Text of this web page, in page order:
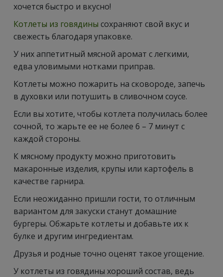
хочется быстро и вкусно!
Котлеты из говядины сохраняют свой вкус и
свежесть благодаря упаковке.
У них аппетитный мясной аромат с легкими,
едва уловимыми нотками приправ.
Котлеты можно пожарить на сковороде, запечь
в духовки или потушить в сливочном соусе.
Если вы хотите, чтобы котлета получилась более
сочной, то жарьте ее не более 6 – 7 минут с
каждой стороны.
К мясному продукту можно приготовить
макаронные изделия, крупы или картофель в
качестве гарнира.
Если неожиданно пришли гости, то отличным
вариантом для закуски станут домашние
бургеры. Обжарьте котлеты и добавьте их к
булке и другим ингредиентам.
Друзья и родные точно оценят такое угощение.
У котлеты из говядины хороший состав, ведь